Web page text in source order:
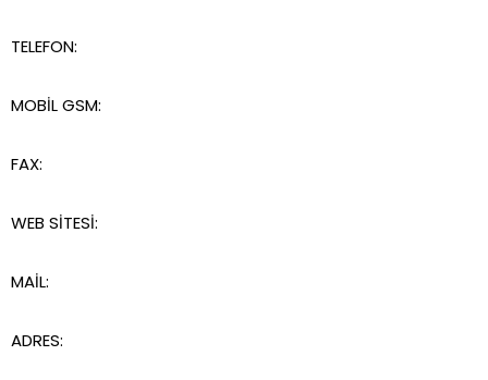
TELEFON:
MOBİL GSM:
FAX:
WEB SİTESİ:
MAİL:
ADRES: